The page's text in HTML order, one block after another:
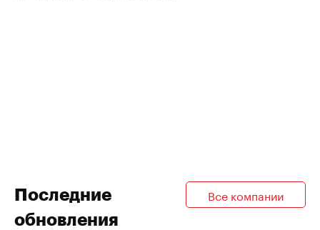
Последние
обновления
Все компании